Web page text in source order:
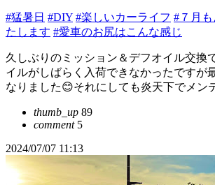
#猛暑日 #DIY #楽しいカーライフ #７月
たします #愛車のお尻はこんな感じ
久しぶりのミッション＆デフオイル交換
イルがしばらく入荷できなかったですが
なりました😊それにしても炎天下でメン
thumb_up 89
comment5
2024/07/07 11:13